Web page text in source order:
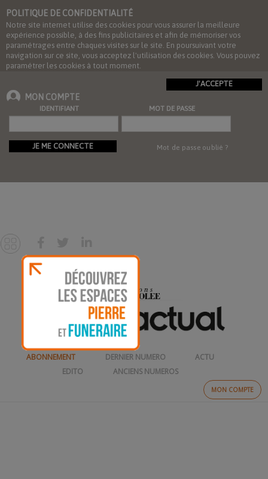
POLITIQUE DE CONFIDENTIALITÉ
Notre site internet utilise des cookies pour vous assurer la meilleure
expérience possible, à des fins publicitaires et afin de mémoriser vos
paramétrages entre chaques visites sur le site. En poursuivant votre
navigation sur ce site, vous acceptez l'utilisation des cookies. Vous pouvez
paramétrer les cookies à tout moment.
J'ACCEPTE
MON COMPTE
IDENTIFIANT MOT DE PASSE
JE ME CONNECTE Mot de passe oublié ?
MON COMPTE
ABONNEMENT DERNIER NUMERO
ACTU
EDITO
ANCIENS NUMEROS